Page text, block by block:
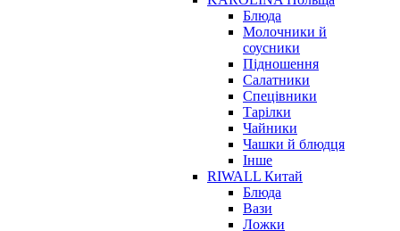
Блюда
Молочники й
соусники
Підношення
Салатники
Спецівники
Тарілки
Чайники
Чашки й блюдця
Інше
RIWALL Китай
Блюда
Вази
Ложки